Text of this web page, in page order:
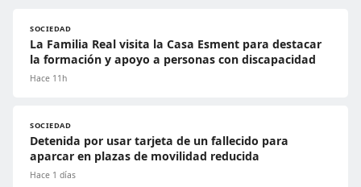
SOCIEDAD
La Familia Real visita la Casa Esment para destacar
la formación y apoyo a personas con discapacidad
Hace 11h
SOCIEDAD
Detenida por usar tarjeta de un fallecido para
aparcar en plazas de movilidad reducida
Hace 1 días